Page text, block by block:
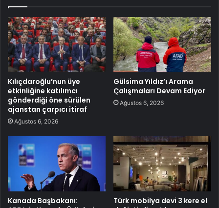
Kılıçdaroğlu’nun üye
etkinliğine katılımcı
gönderdiği öne sürülen
ajanstan çarpıcı itiraf
Ağustos 6, 2026
Gülsima Yıldız’ı Arama
Çalışmaları Devam Ediyor
Ağustos 6, 2026
Kanada Başbakanı:
Türk mobilya devi 3 kere el